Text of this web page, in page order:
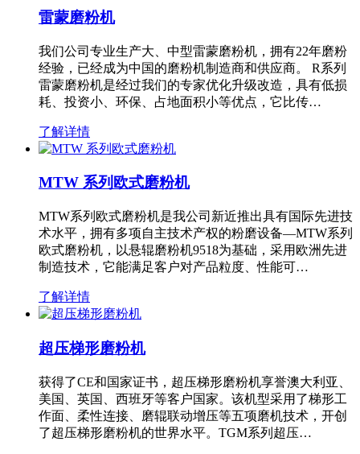
雷蒙磨粉机
我们公司专业生产大、中型雷蒙磨粉机，拥有22年磨粉
经验，已经成为中国的磨粉机制造商和供应商。 R系列
雷蒙磨粉机是经过我们的专家优化升级改造，具有低损
耗、投资小、环保、占地面积小等优点，它比传…
了解详情
MTW 系列欧式磨粉机
MTW系列欧式磨粉机是我公司新近推出具有国际先进技
术水平，拥有多项自主技术产权的粉磨设备—MTW系列
欧式磨粉机，以悬辊磨粉机9518为基础，采用欧洲先进
制造技术，它能满足客户对产品粒度、性能可…
了解详情
超压梯形磨粉机
获得了CE和国家证书，超压梯形磨粉机享誉澳大利亚、
美国、英国、西班牙等客户国家。该机型采用了梯形工
作面、柔性连接、磨辊联动增压等五项磨机技术，开创
了超压梯形磨粉机的世界水平。TGM系列超压…